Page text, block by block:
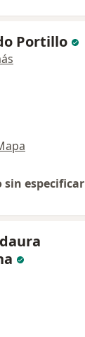
Portillo
sin especificar